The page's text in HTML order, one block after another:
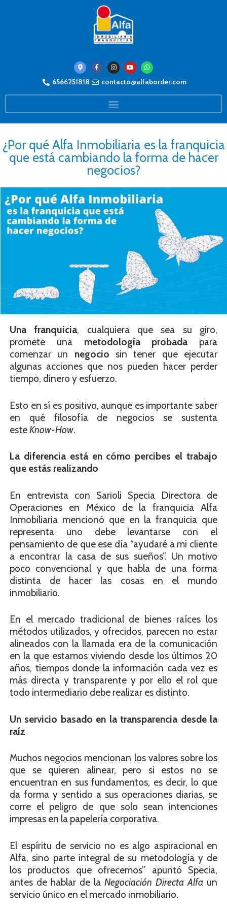
6566251818 contacto@alfaborder.com
¿Por qué Alfa Inmobiliaria es la franquicia
que está cambiando la forma de hacer
negocios?
Una franquicia, cualquiera que sea su giro,
promete una metodología probada para
comenzar un negocio sin tener que ejecutar
algunas acciones que nos pueden hacer perder
tiempo, dinero y esfuerzo.
Esto en sí es positivo, aunque es importante saber
en qué filosofía de negocios se sustenta
esteKnow-How.
La diferencia está en cómo percibes el trabajo
que estás realizando
En entrevista con Sarioli Specia Directora de
Operaciones en México de la franquicia Alfa
Inmobiliaria mencionó que en la franquicia que
representa uno debe levantarse con el
pensamiento de que ese día “ayudaré a mi cliente
a encontrar la casa de sus sueños”. Un motivo
poco convencional y que habla de una forma
distinta de hacer las cosas en el mundo
inmobiliario.
En el mercado tradicional de bienes raíces los
métodos utilizados, y ofrecidos, parecen no estar
alineados con la llamada era de la comunicación
en la que estamos viviendo desde los últimos 20
años, tiempos donde la información cada vez es
más directa y transparente y por ello el rol que
todo intermediario debe realizar es distinto.
Un servicio basado en la transparencia desde la
raíz
Muchos negocios mencionan los valores sobre los
que se quieren alinear, pero si estos no se
encuentran en sus fundamentos, es decir, lo que
da forma y sentido a sus operaciones diarias, se
corre el peligro de que solo sean intenciones
impresas en la papelería corporativa.
El espíritu de servicio no es algo aspiracional en
Alfa, sino parte integral de su metodología y de
los productos que ofrecemos” apuntó Specia,
antes de hablar de la Negociación Directa Alfa un
servicio único en el mercado inmobiliario.